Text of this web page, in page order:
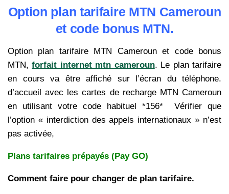
Option plan tarifaire MTN Cameroun
et code bonus MTN.
Option plan tarifaire MTN Cameroun et code bonus
MTN,forfait internet mtn cameroun. Le plan tarifaire
en cours va être affiché sur l’écran du téléphone.
d’accueil avec les cartes de recharge MTN Cameroun
en utilisant votre code habituel *156* Vérifier que
l’option « interdiction des appels internationaux » n’est
pas activée,
Plans tarifaires prépayés (Pay GO)
Comment faire pour changer de plan tarifaire.